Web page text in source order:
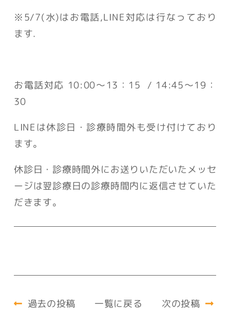
※5/7(水)はお電話,LINE対応は行なっており
ます.
お電話対応 10:00〜13：15 / 14:45〜19：
30
LINEは休診日・診療時間外も受け付けており
ます。
休診日・診療時間外にお送りいただいたメッセ
ージは翌診療日の診療時間内に返信させていた
だきます。
過去の投稿 一覧に戻る 次の投稿